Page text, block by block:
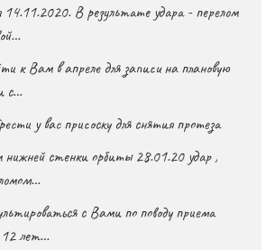
14.11.2020. В результате удара - перелом
к Вам в апреле для записи на плановую
с…
у вас присоску для снятия протеза
нижней стенки орбиты 28.01.20 удар ,
с Вами по поводу приема
12 лет…